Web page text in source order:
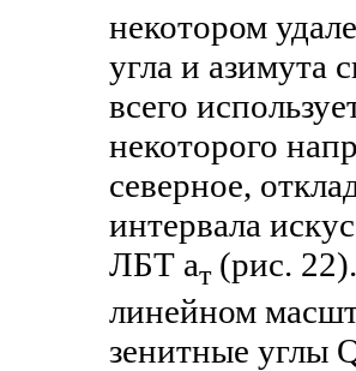
некотором
угла и азимута
всего
некоторого
северное,
интервала
ЛБТ aт(рис.
линейном
зенитные углы